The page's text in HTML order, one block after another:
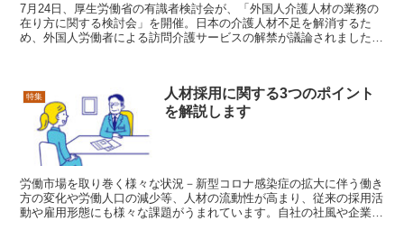
7月24日、厚生労働省の有識者検討会が、「外国人介護人材の業務の
在り方に関する検討会」を開催。日本の介護人材不足を解消するた
め、外国人労働者による訪問介護サービスの解禁が議論されました。
特集
人材採用に関する3つのポイント
を解説します
労働市場を取り巻く様々な状況－新型コロナ感染症の拡大に伴う働き
方の変化や労働人口の減少等、人材の流動性が高まり、従来の採用活
動や雇用形態にも様々な課題がうまれています。自社の社風や企業カ